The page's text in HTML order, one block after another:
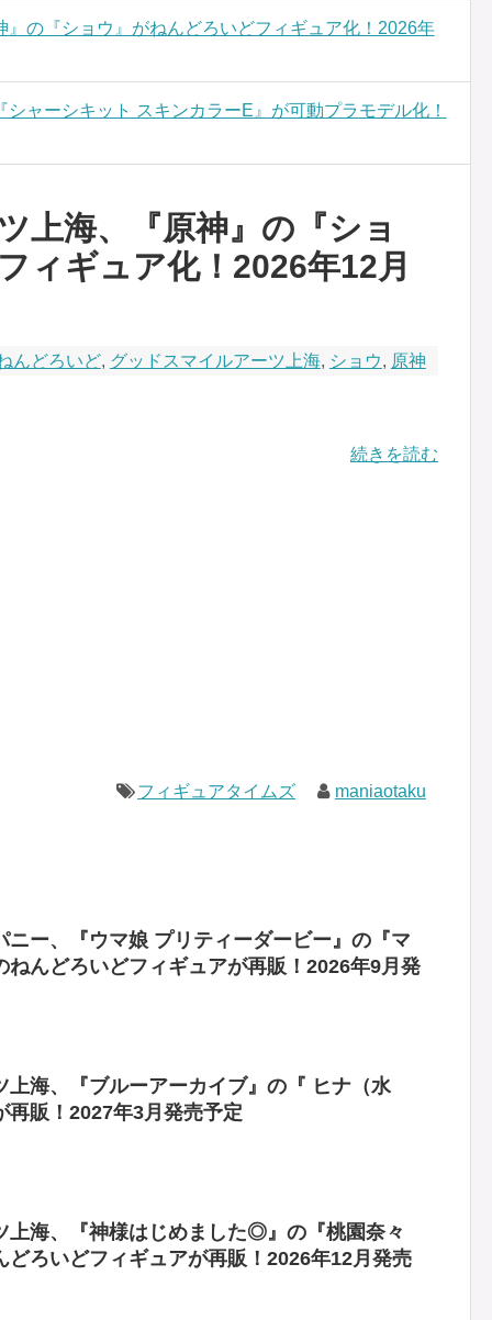
の『ショウ』がねんどろいどフィギュア化！2026年
ャーシキット スキンカラーE』が可動プラモデル化！
上海、『原神』の『ショ
ィギュア化！2026年12月
んどろいど, グッドスマイルアーツ上海, ショウ, 原神
続きを読む
フィギュアタイムズ maniaotaku
ニー、『ウマ娘 プリティーダービー』の『マ
ねんどろいどフィギュアが再販！2026年9月発
上海、『ブルーアーカイブ』の『 ヒナ（水
再販！2027年3月発売予定
上海、『神様はじめました◎』の『桃園奈々
どろいどフィギュアが再販！2026年12月発売